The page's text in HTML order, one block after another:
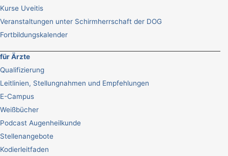
Kurse Uveitis
Veranstaltungen unter Schirmherrschaft der DOG
Fortbildungskalender
für Ärzte
Qualifizierung
Leitlinien, Stellungnahmen und Empfehlungen
E-Campus
Weißbücher
Podcast Augenheilkunde
Stellenangebote
Kodierleitfaden